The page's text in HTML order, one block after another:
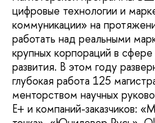
цифровые технологии и
коммуникации» на
работать над реальными
крупных корпораций в сфере
развития. В этом году
глубокая работа 125
менторством научных
E+ и компаний-заказчиков: